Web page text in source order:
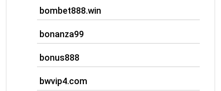
bombet888.win
bonanza99
bonus888
bwvip4.com